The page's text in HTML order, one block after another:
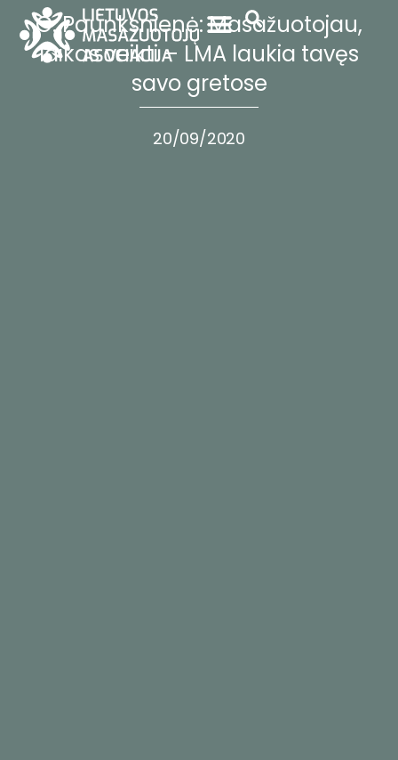
G. Paunksnienė: Masažuotojau,
laikas veikti – LMA laukia tavęs
savo gretose
20/09/2020